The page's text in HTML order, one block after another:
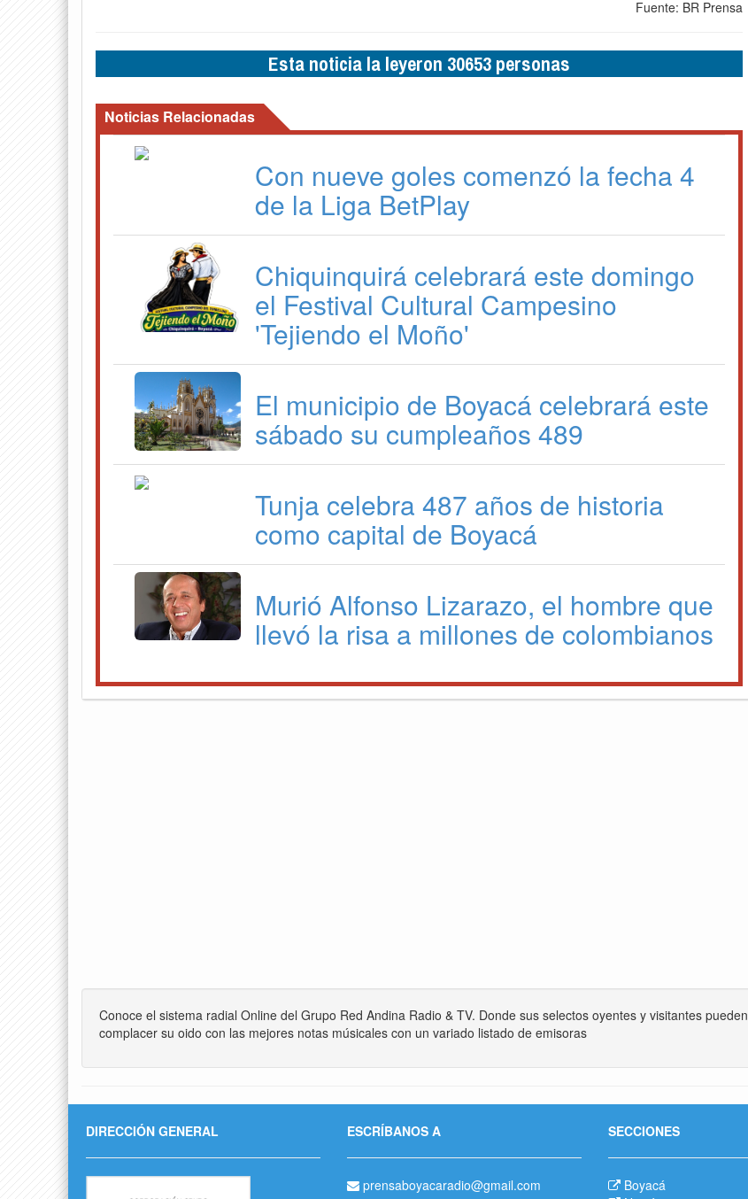
Fuente: BR Prensa
Esta noticia la leyeron 30653 personas
Noticias Relacionadas
Con nueve goles comenzó la fecha 4
de la Liga BetPlay
Chiquinquirá celebrará este domingo
el Festival Cultural Campesino
'Tejiendo el Moño'
El municipio de Boyacá celebrará este
sábado su cumpleaños 489
Tunja celebra 487 años de historia
como capital de Boyacá
Murió Alfonso Lizarazo, el hombre que
llevó la risa a millones de colombianos
Conoce el sistema radial Online del Grupo Red Andina Radio & TV. Donde sus selectos oyentes y visitantes pueden
complacer su oido con las mejores notas músicales con un variado listado de emisoras
DIRECCIÓN GENERAL ESCRÍBANOS A
prensaboyacaradio@gmail.com
SECCIONES
Boyacá